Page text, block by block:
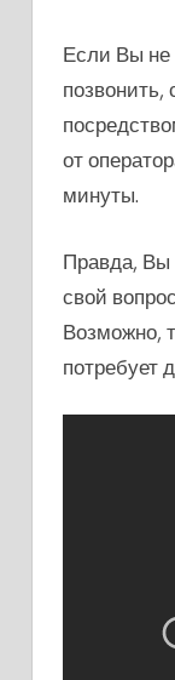
Если Вы не
позвонить,
от
минуты.
Правда, Вы
свой
Возможно,
потребует